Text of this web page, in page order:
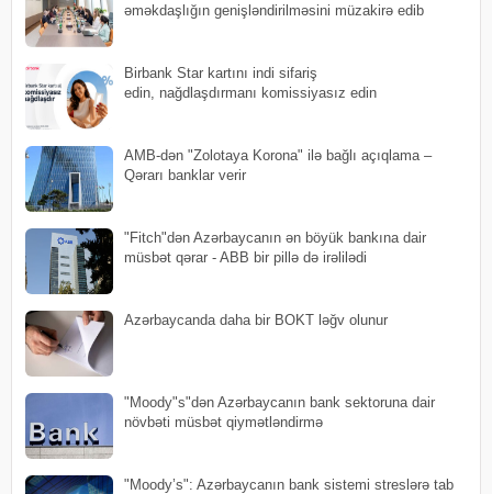
əməkdaşlığın genişləndirilməsini müzakirə edib
Birbank Star kartını indi sifariş
edin, nağdlaşdırmanı komissiyasız edin
AMB-dən "Zolotaya Korona" ilə bağlı açıqlama –
Qərarı banklar verir
"Fitch"dən Azərbaycanın ən böyük bankına dair
müsbət qərar - ABB bir pillə də irəlilədi
Azərbaycanda daha bir BOKT ləğv olunur
"Moody"s"dən Azərbaycanın bank sektoruna dair
növbəti müsbət qiymətləndirmə
"Moody’s": Azərbaycanın bank sistemi streslərə tab